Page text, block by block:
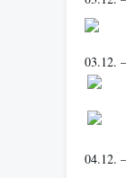
03.12.
04.12.